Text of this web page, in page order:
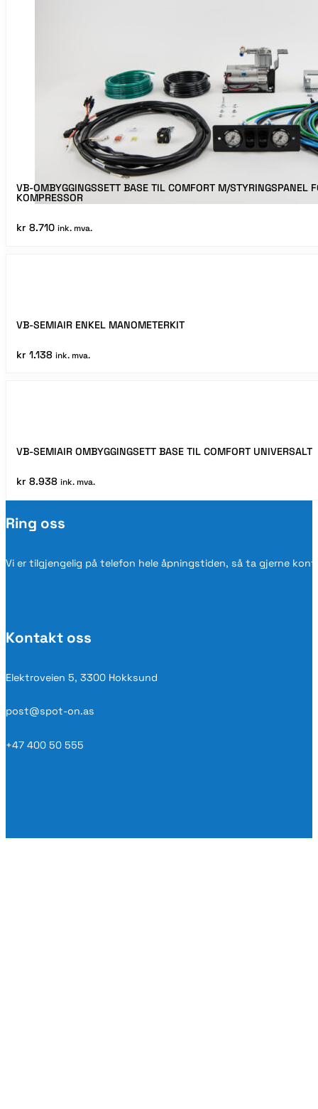
VB-OMBYGGINGSSETT BASE TIL COMFORT M/STYRINGSPANEL
KOMPRESSOR
kr 8.710 ink. mva.
VB-SEMIAIR ENKEL MANOMETERKIT
kr 1.138 ink. mva.
VB-SEMIAIR OMBYGGINGSETT BASE TIL COMFORT UNIVERSALT
kr 8.938 ink. mva.
Ring oss
Vi er tilgjengelig på telefon hele åpningstiden, så ta gjerne
Kontakt oss
Elektroveien 5, 3300 Hokksund
post@spot-on.as
+47 400 50 555